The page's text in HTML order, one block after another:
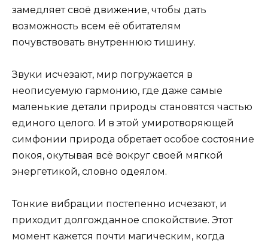
замедляет своё движение, чтобы дать
возможность всем её обитателям
почувствовать внутреннюю тишину.
Звуки исчезают, мир погружается в
неописуемую гармонию, где даже самые
маленькие детали природы становятся частью
единого целого. И в этой умиротворяющей
симфонии природа обретает особое состояние
покоя, окутывая всё вокруг своей мягкой
энергетикой, словно одеялом.
Тонкие вибрации постепенно исчезают, и
приходит долгожданное спокойствие. Этот
момент кажется почти магическим, когда